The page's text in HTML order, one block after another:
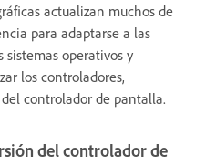
actualizan muchos de
para adaptarse a las
sistemas operativos y
los controladores,
controlador de pantalla.
del controlador de